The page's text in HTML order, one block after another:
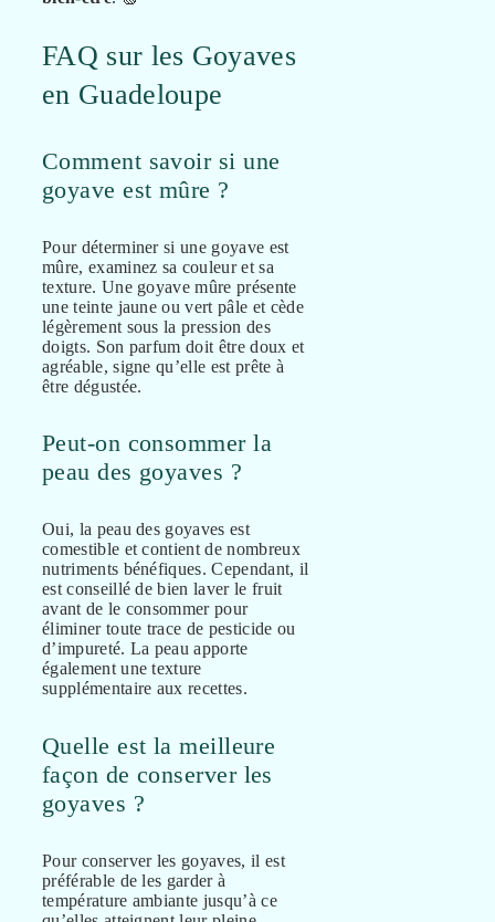
FAQ sur les Goyaves
en Guadeloupe
Comment savoir si une
goyave est mûre ?
Pour déterminer si une goyave est
mûre, examinez sa couleur et sa
texture. Une goyave mûre présente
une teinte jaune ou vert pâle et cède
légèrement sous la pression des
doigts. Son parfum doit être doux et
agréable, signe qu’elle est prête à
être dégustée.
Peut-on consommer la
peau des goyaves ?
Oui, la peau des goyaves est
comestible et contient de nombreux
nutriments bénéfiques. Cependant, il
est conseillé de bien laver le fruit
avant de le consommer pour
éliminer toute trace de pesticide ou
d’impureté. La peau apporte
également une texture
supplémentaire aux recettes.
Quelle est la meilleure
façon de conserver les
goyaves ?
Pour conserver les goyaves, il est
préférable de les garder à
température ambiante jusqu’à ce